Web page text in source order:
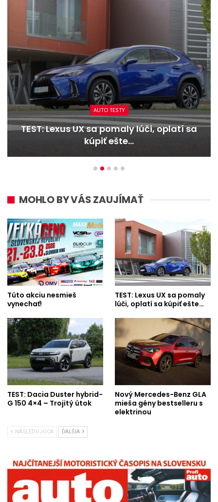
AUTO TESTY
TEST: Lexus UX sa pomaly lúči, oplatí sa
kúpiť ešte…
MOHLO BY VÁS ZAUJÍMAŤ
Túto akciu nesmieš
vynechať!
TEST: Lexus UX sa pomaly
lúči, oplatí sa kúpiť ešte…
TEST: Dacia Duster hybrid-
G 150 4×4 – Trojitý útok
Nový Mercedes-Benz GLA
mieša gény bestselleru s
elektrinou
NÁSLEDUJÚCA ĎALŠIA